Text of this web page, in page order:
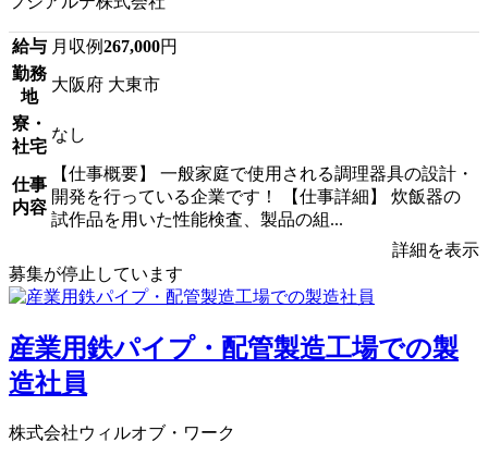
給与 月収例267,000円
勤務
地
大阪府 大東市
寮・
社宅
なし
仕事
内容
【仕事概要】 一般家庭で使用される調理器具の設計・
開発を行っている企業です！ 【仕事詳細】 炊飯器の
試作品を用いた性能検査、製品の組...
詳細を表示
募集が停止しています
産業用鉄パイプ・配管製造工場での製
造社員
株式会社ウィルオブ・ワーク